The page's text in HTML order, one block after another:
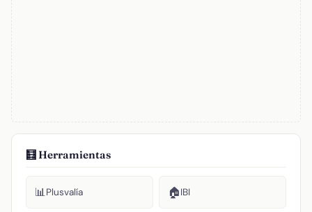
🧮 Herramientas
📊Plusvalía 🏠IBI